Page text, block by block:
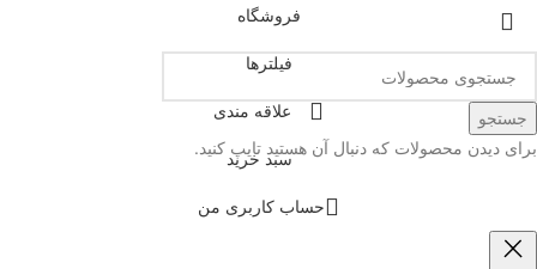
جستجو
برای دیدن محصولات که دنبال آن هستید تایپ کنید.
فروشگاه
فیلترها
علاقه مندی
سبد خرید
حساب کاربری من